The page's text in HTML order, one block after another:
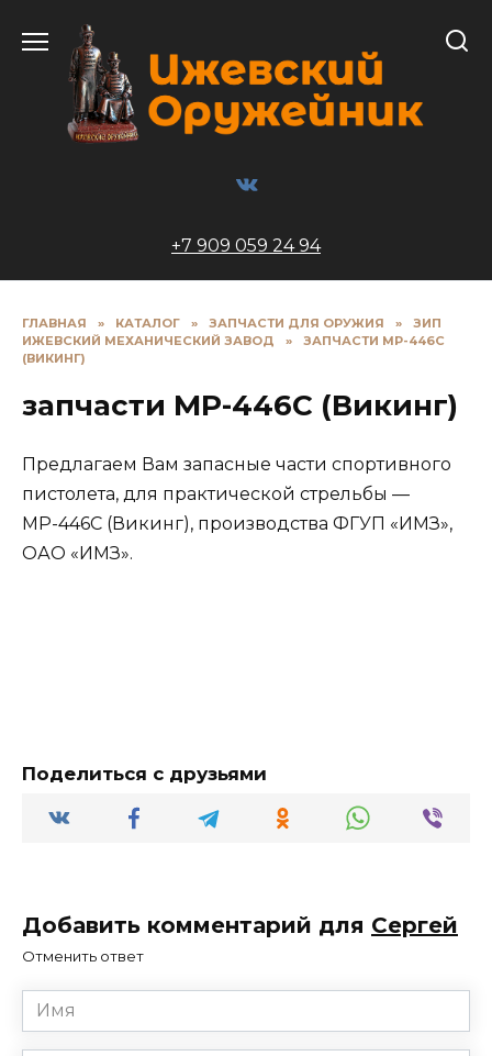
содержанию
+7 909 059 24 94
ГЛАВНАЯ » КАТАЛОГ » ЗАПЧАСТИ ДЛЯ ОРУЖИЯ »
ЗИП
ИЖЕВСКИЙ МЕХАНИЧЕСКИЙ ЗАВОД
»
ЗАПЧАСТИ МР-446С
(ВИКИНГ)
запчасти МР-446С (Викинг)
Предлагаем Вам запасные части спортивного
пистолета, для практической стрельбы —
МР-446С (Викинг), производства ФГУП «ИМЗ»,
ОАО «ИМЗ».
Поделиться с друзьями
Добавить комментарий для Сергей
Отменить ответ
Имя
*